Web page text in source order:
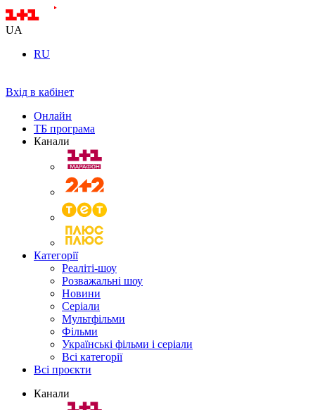
UA
RU
Вхід в кабінет
Онлайн
ТБ програма
Канали
Категорії
Реаліті-шоу
Розважальні шоу
Новини
Серіали
Мультфільми
Фільми
Українські фільми і серіали
Всі категорії
Всі проєкти
Канали